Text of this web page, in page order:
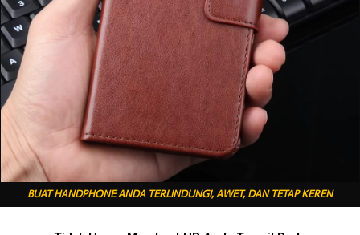
BUAT HANDPHONE ANDA TERLINDUNGI, AWET, DAN TETAP KEREN